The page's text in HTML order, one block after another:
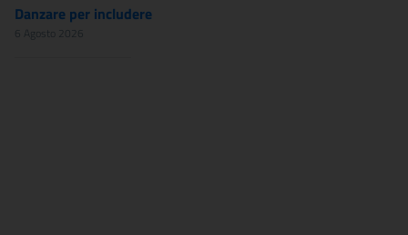
Danzare per includere
6 Agosto 2026